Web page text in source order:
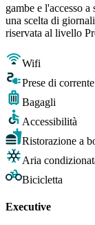
gambe e l'accesso
una scelta di
riservata al livello
Wifi
Prese di corrente
Bagagli
Accessibilità
Ristorazione a
Aria
Bicicletta
Executive